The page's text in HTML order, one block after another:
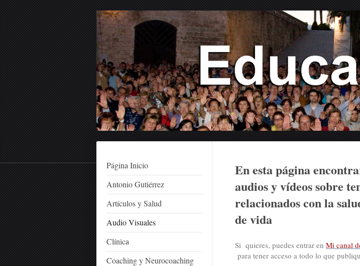
Página Inicio
Antonio Gutiérrez
Artículos y Salud
Audio Visuales
Clínica
Coaching y Neurocoaching
En esta página
audios y vídeos sobre
relacionados con la
de vida
Si quieres, puedes entrar enMi canal
para tener acceso a todo lo que